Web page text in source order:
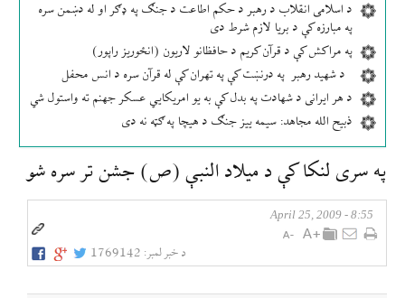
د اسلامی انقلاب د رهبر د حکم اطاعت د جنګ په ډګر او له دښمن سره
په مبارزه کې د بریا لازم شرط دی
په مراکش کې د قرآن کریم د حافظانو لاریون (انځوریز راپور)
د شهید رهبر په درنښت کې په تهران کې له قرآن سره د انس محفل
د هر ایرانی د شهادت په بدل کې به یو امریکایي عسکر جهنم ته واستول شي
ذبیح الله مجاهد: سیمه ییز جنګ د هیچا په ګټه نه دی
په سری لنكا كې د ميلاد النبې (ص) جشن تر سره شو
8:55 - April 25, 2009
د خبر لمبر: 1769142